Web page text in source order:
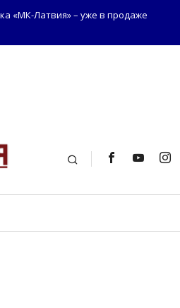
«МК-Латвия» – уже в продаже
Поиск